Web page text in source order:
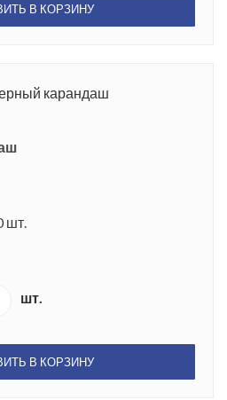
В КОРЗИНУ
шт.
шт.
В КОРЗИНУ